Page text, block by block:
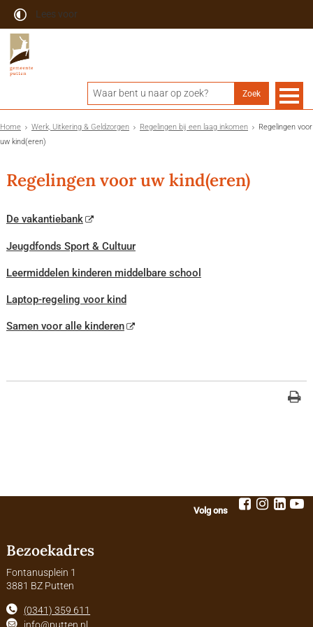
Lees voor
Home Werk, Uitkering & Geldzorgen Regelingen bij een laag inkomen
Regelingen voor
uw kind(eren)
Regelingen voor uw kind(eren)
De vakantiebank
Jeugdfonds Sport & Cultuur
Leermiddelen kinderen middelbare school
Laptop-regeling voor kind
Samen voor alle kinderen
Volg ons
Bezoekadres
Fontanusplein 1
3881 BZ Putten
(0341) 359 611
info@putten.nl